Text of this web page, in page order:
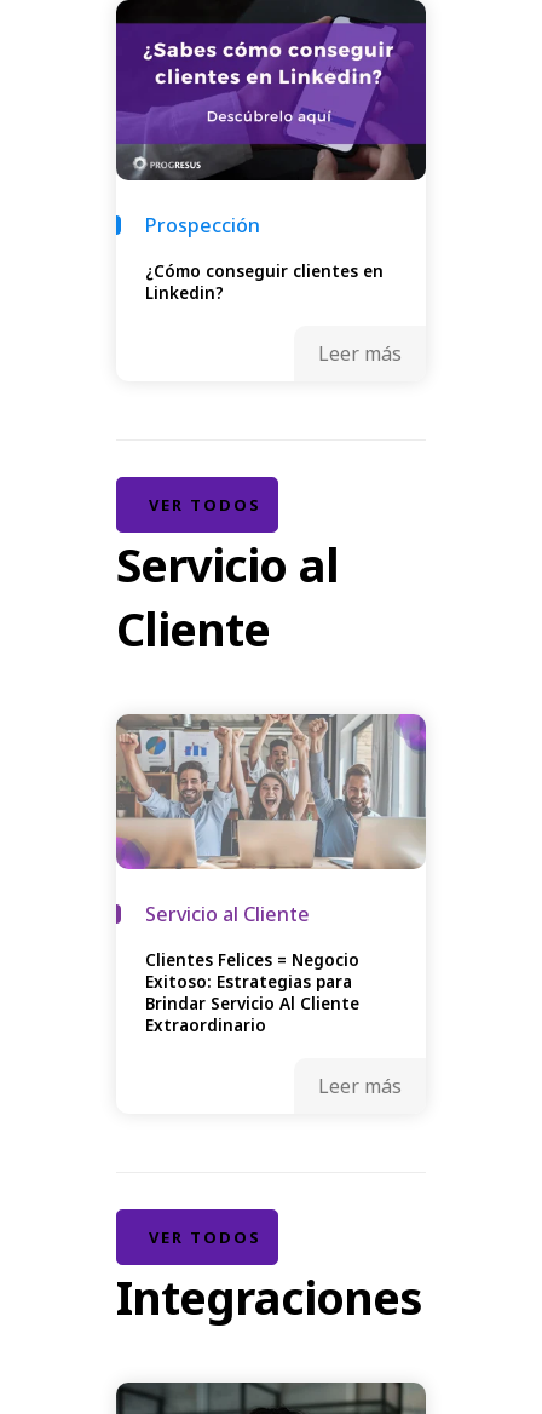
Prospección
¿Cómo conseguir clientes en
Linkedin?
Leer más
VER TODOS
Servicio al
Cliente
Servicio al Cliente
Clientes Felices = Negocio
Exitoso: Estrategias para
Brindar Servicio Al Cliente
Extraordinario
Leer más
VER TODOS
Integraciones